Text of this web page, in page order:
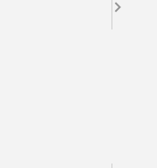
aus Polypropylen
geräumige
befestigt werden
Ausgussbecken hat
Maß (525 x 376 x
ist mit einem
einem
und einer